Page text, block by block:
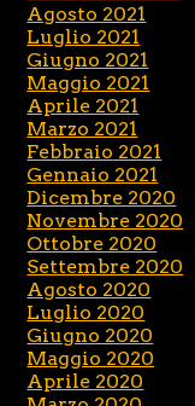
Agosto 2021
Luglio 2021
Giugno 2021
Maggio 2021
Aprile 2021
Marzo 2021
Febbraio 2021
Gennaio 2021
Dicembre 2020
Novembre 2020
Ottobre 2020
Settembre 2020
Agosto 2020
Luglio 2020
Giugno 2020
Maggio 2020
Aprile 2020